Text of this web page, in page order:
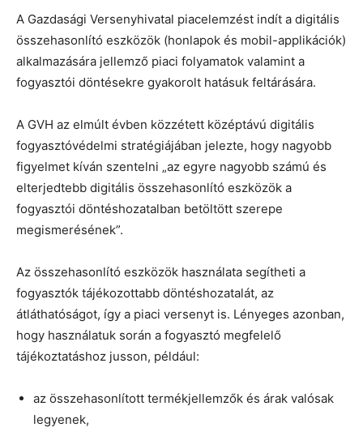
A Gazdasági Versenyhivatal piacelemzést indít a digitális
összehasonlító eszközök (honlapok és mobil-applikációk)
alkalmazására jellemző piaci folyamatok valamint a
fogyasztói döntésekre gyakorolt hatásuk feltárására.
A GVH az elmúlt évben közzétett középtávú digitális
fogyasztóvédelmi stratégiájában jelezte, hogy nagyobb
figyelmet kíván szentelni „az egyre nagyobb számú és
elterjedtebb digitális összehasonlító eszközök a
fogyasztói döntéshozatalban betöltött szerepe
megismerésének”.
Az összehasonlító eszközök használata segítheti a
fogyasztók tájékozottabb döntéshozatalát, az
átláthatóságot, így a piaci versenyt is. Lényeges azonban,
hogy használatuk során a fogyasztó megfelelő
tájékoztatáshoz jusson, például:
az összehasonlított termékjellemzők és árak valósak
legyenek,